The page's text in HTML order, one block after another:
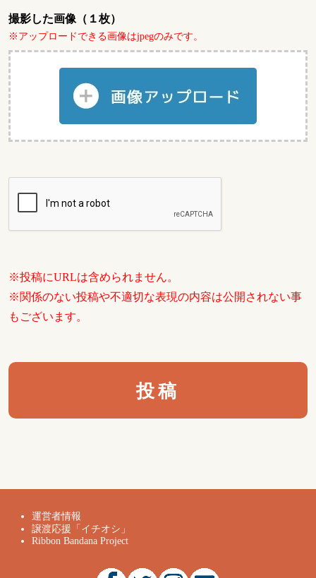
撮影した画像（１枚）
※アップロードできる画像はjpegのみです。
※投稿にURLは含められません。
※関係のない投稿や不適切な表現の内容は公開されない事
もございます。
運営者情報
譲渡応援「イチオシ」
Ribbon Bandana Project